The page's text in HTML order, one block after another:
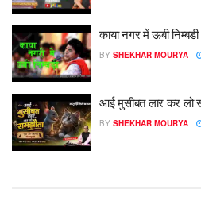
काया नगर में ऊबी
BY SHEKHAR MOURYA
आई मुसीबत लार कर लो
BY SHEKHAR MOURYA